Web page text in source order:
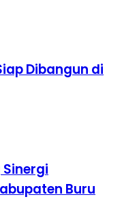
Dibangun di
Buru